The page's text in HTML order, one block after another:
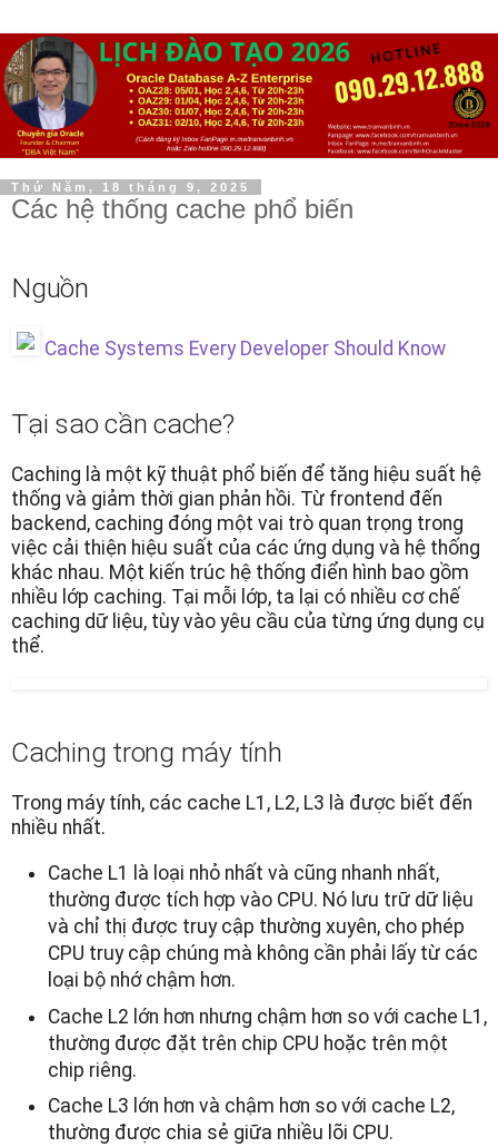
Thứ Năm, 18 tháng 9, 2025
Các hệ thống cache phổ biến
Nguồn
Cache Systems Every Developer Should Know
Tại sao cần cache?
Caching là một kỹ thuật phổ biến để tăng hiệu suất hệ
thống và giảm thời gian phản hồi. Từ frontend đến
backend, caching đóng một vai trò quan trọng trong
việc cải thiện hiệu suất của các ứng dụng và hệ thống
khác nhau. Một kiến trúc hệ thống điển hình bao gồm
nhiều lớp caching. Tại mỗi lớp, ta lại có nhiều cơ chế
caching dữ liệu, tùy vào yêu cầu của từng ứng dụng cụ
thể.
Caching trong máy tính
Trong máy tính, các cache L1, L2, L3 là được biết đến
nhiều nhất.
Cache L1 là loại nhỏ nhất và cũng nhanh nhất,
thường được tích hợp vào CPU. Nó lưu trữ dữ liệu
và chỉ thị được truy cập thường xuyên, cho phép
CPU truy cập chúng mà không cần phải lấy từ các
loại bộ nhớ chậm hơn.
Cache L2 lớn hơn nhưng chậm hơn so với cache L1,
thường được đặt trên chip CPU hoặc trên một
chip riêng.
Cache L3 lớn hơn và chậm hơn so với cache L2,
thường được chia sẻ giữa nhiều lõi CPU.